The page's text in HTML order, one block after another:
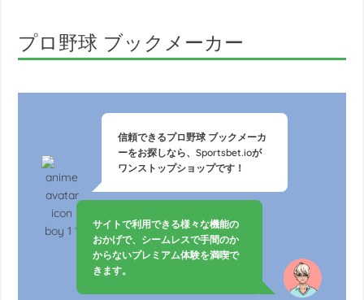
プロ野球 ブックメーカー
信頼できるプロ野球 ブックメーカ
ーをお探しなら、Sportsbet.ioが
ワンストップショップです！
サイトで利用できる様々な機能の
おかげで、シームレスで手間のか
からないプレミアム体験を満喫で
きます。